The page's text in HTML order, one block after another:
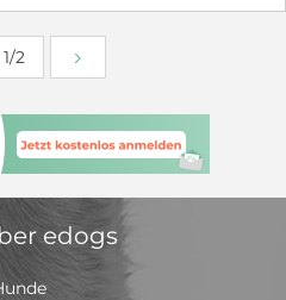
gut wie nie alleine wäre
Zuhause auf
plant, freuen wir uns
& Benjamin
2
edogs